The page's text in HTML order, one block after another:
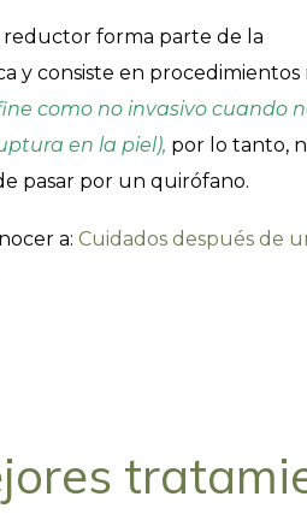
forma parte de la
y consiste en procedimientos
como no invasivo cuando
en la piel), por lo tanto,
pasar por un quirófano.
a: Cuidados después de